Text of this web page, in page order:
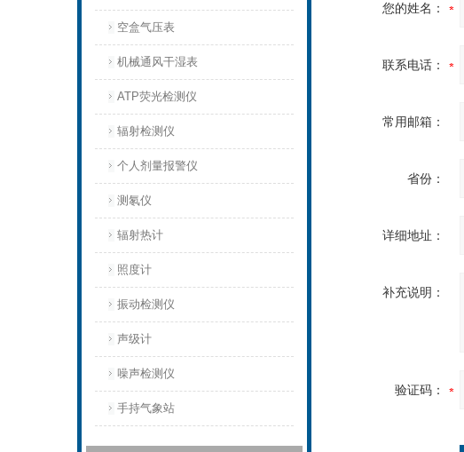
空盒气压表
机械通风干湿表
ATP荧光检测仪
辐射检测仪
个人剂量报警仪
测氡仪
辐射热计
照度计
振动检测仪
声级计
噪声检测仪
手持气象站
您的姓名：
联系电话：
常用邮箱：
省份：
详细地址：
补充说明：
验证码：